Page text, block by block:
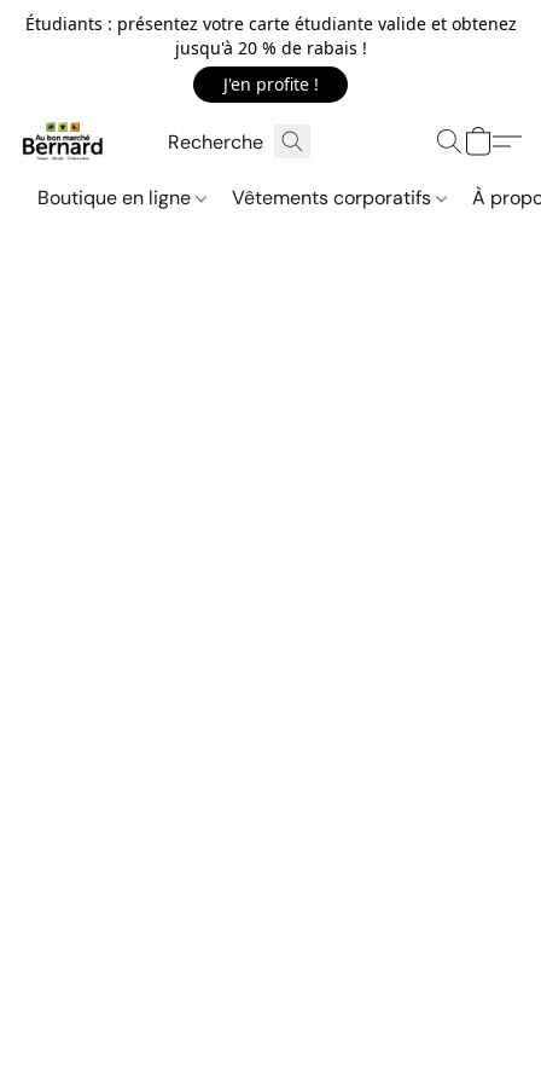
Étudiants : présentez votre carte étudiante valide et obtenez
jusqu'à 20 % de rabais !
J'en profite !
Boutique en ligne Vêtements corporatifs À